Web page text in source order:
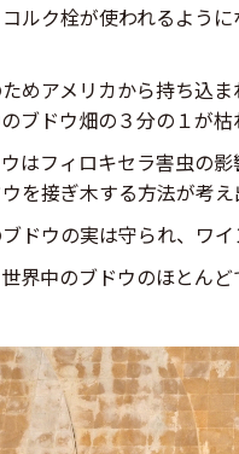
ルク栓が使われるよう
めアメリカから持ち込
ブドウ畑の３分の１が
はフィロキセラ害虫の
を接ぎ木する方法が考
ドウの実は守られ、ワ
界中のブドウのほとん